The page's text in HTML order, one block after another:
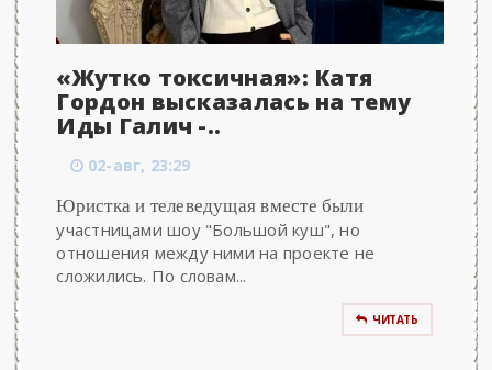
«Жутко токсичная»: Катя
Гордон высказалась на тему
Иды Галич -..
02-авг, 23:29
Юристка и телеведущая вместе были
участницами шоу "Большой куш", но
отношения между ними на проекте не
сложились. По словам...
ЧИТАТЬ